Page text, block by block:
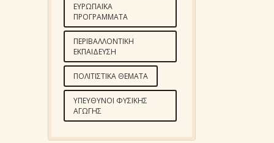
ΕΥΡΩΠΑΪΚΆ
ΠΡΟΓΡΆΜΜΑΤΑ
ΠΕΡΙΒΑΛΛΟΝΤΙΚΉ
ΕΚΠΑΊΔΕΥΣΗ
ΠΟΛΙΤΙΣΤΙΚΆ ΘΈΜΑΤΑ
ΥΠΕΎΘΥΝΟΙ ΦΥΣΙΚΉΣ
ΑΓΩΓΉΣ